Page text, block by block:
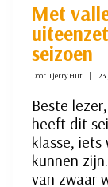
Met
seizoen
Door Tjerry Hut
Beste
heeft dit
klasse,
kunnen
van zwaar